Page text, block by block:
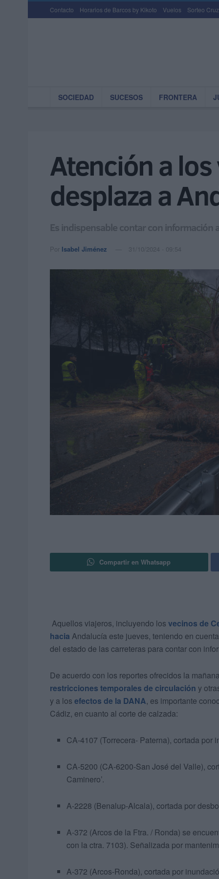
Contacto Horarios de Barcos by Kikoto Vuelos Sorteo
SOCIEDAD SUCESOS FRONTERA
Atención a
desplaza a
Es indispensable contar con información
Por Isabel Jiménez 31/10/2024 - 09:54
Compartir en Whatsapp
Aquellos viajeros, incluyendo los vecinos de
hacia Andalucía este jueves, teniendo en
del estado de las carreteras para contar con
De acuerdo con los reportes ofrecidos la
restricciones temporales de circulación y
y a los efectos de la DANA, es importante
Cádiz, en cuanto al corte de calzada:
CA-4107 (Torrecera- Paterna), cortada por
CA-5200 (CA-6200-San José del Valle),
Caminero’.
A-2228 (Benalup-Alcala), cortada por
A-372 (Arcos de la Ftra. / Ronda) se
con la ctra. 7103). Señalizada por
A-372 (Arcos-Ronda), cortada por